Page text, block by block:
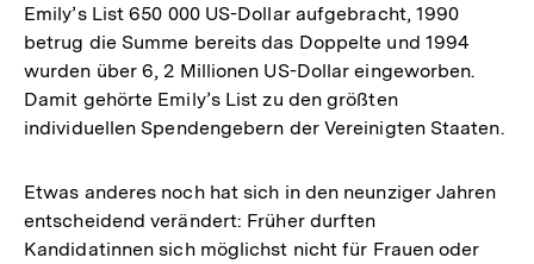
Emily’s List 650 000 US-Dollar aufgebracht, 1990
betrug die Summe bereits das Doppelte und 1994
wurden über 6, 2 Millionen US-Dollar eingeworben.
Damit gehörte Emily’s List zu den größten
individuellen Spendengebern der Vereinigten Staaten.
Etwas anderes noch hat sich in den neunziger Jahren
entscheidend verändert: Früher durften
Kandidatinnen sich möglichst nicht für Frauen oder